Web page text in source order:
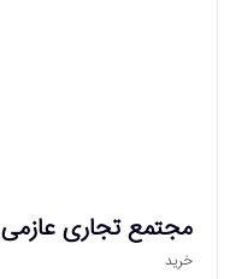
مجتمع تجاری عازمی
خرید